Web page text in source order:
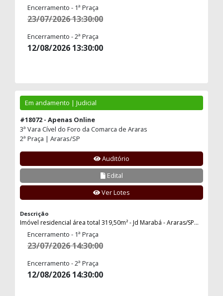
Encerramento - 1ª Praça
23/07/2026 13:30:00
Encerramento - 2ª Praça
12/08/2026 13:30:00
Em andamento | Judicial
#18072 - Apenas Online
3ª Vara Cível do Foro da Comarca de Araras
2ª Praça | Araras/SP
Auditório
Edital
Ver Lotes
Descrição
Imóvel residencial área total 319,50m² - Jd Marabá - Araras/SP...
Encerramento - 1ª Praça
23/07/2026 14:30:00
Encerramento - 2ª Praça
12/08/2026 14:30:00